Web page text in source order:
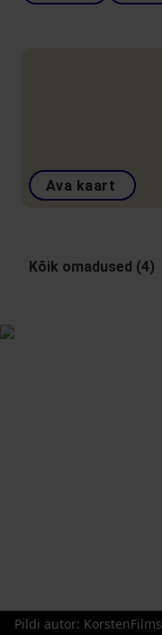
Ava kaart
Kõik omadused (4)
Pildi autor: KorstenFilms